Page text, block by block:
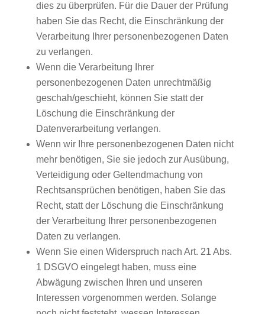
dies zu überprüfen. Für die Dauer der Prüfung
haben Sie das Recht, die Einschränkung der
Verarbeitung Ihrer personenbezogenen Daten
zu verlangen.
Wenn die Verarbeitung Ihrer
personenbezogenen Daten unrechtmäßig
geschah/geschieht, können Sie statt der
Löschung die Einschränkung der
Datenverarbeitung verlangen.
Wenn wir Ihre personenbezogenen Daten nicht
mehr benötigen, Sie sie jedoch zur Ausübung,
Verteidigung oder Geltendmachung von
Rechtsansprüchen benötigen, haben Sie das
Recht, statt der Löschung die Einschränkung
der Verarbeitung Ihrer personenbezogenen
Daten zu verlangen.
Wenn Sie einen Widerspruch nach Art. 21 Abs.
1 DSGVO eingelegt haben, muss eine
Abwägung zwischen Ihren und unseren
Interessen vorgenommen werden. Solange